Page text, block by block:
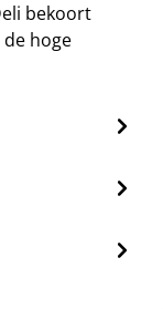
bekoort
hoge